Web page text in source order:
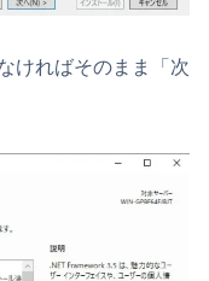
ければそのまま「次